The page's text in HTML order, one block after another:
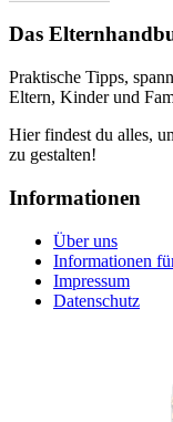
Das
Praktische Tipps,
Eltern, Kinder und
Hier findest du alles,
zu gestalten!
Informationen
Über uns
Informationen
Impressum
Datenschutz